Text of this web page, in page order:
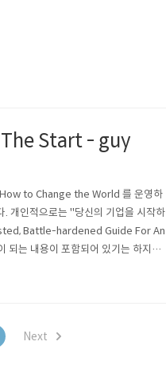
The Start - guy
to Change the World 를 운영하
인적으로는 "당신의 기업을 시작하
Battle-hardened Guide For An
는 내용이 포함되어 있기는 하지만
람들을 위한 책입니다.다양한 경험
Next